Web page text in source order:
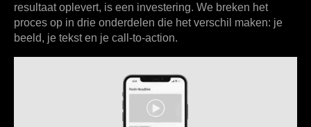
resultaat oplevert, is een investering. We breken het
proces op in drie onderdelen die het verschil maken: je
beeld, je tekst en je call-to-action.